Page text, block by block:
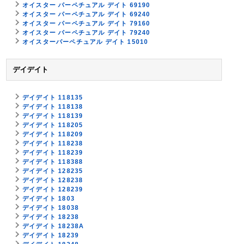
オイスター パーペチュアル デイト 69190
オイスター パーペチュアル デイト 69240
オイスター パーペチュアル デイト 79160
オイスター パーペチュアル デイト 79240
オイスターパーペチュアル デイト 15010
デイデイト
デイデイト 118135
デイデイト 118138
デイデイト 118139
デイデイト 118205
デイデイト 118209
デイデイト 118238
デイデイト 118239
デイデイト 118388
デイデイト 128235
デイデイト 128238
デイデイト 128239
デイデイト 1803
デイデイト 18038
デイデイト 18238
デイデイト 18238A
デイデイト 18239